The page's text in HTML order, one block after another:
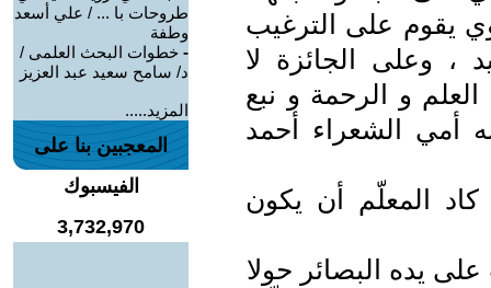
يقوم على الترغيب
، وعلى الجائزة لا
و الرحمة و نبع
أمي الشعراء أحمد
.. كاد المعلّم أن يكون
يده البصائر حولا
طروحات با ... / علي أسعد
وطفة
- خطوات البحث العلمى /
د/ سامح سعيد عبد العزيز
المزيد.....
المعجبين بنا على
الفيسبوك
3,732,970